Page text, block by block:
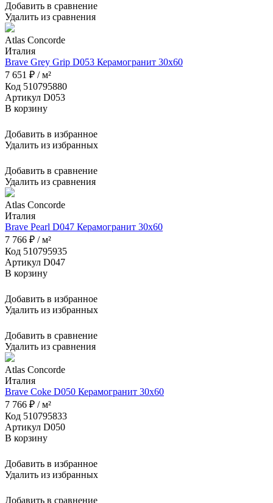
Добавить в сравнение
Удалить из сравнения
Atlas Concorde
Италия
Brave Grey Grip D053 Керамогранит 30x60
7 651 ₽ / м²
Код 510795880
Артикул D053
В корзину
Добавить в избранное
Удалить из избранных
Добавить в сравнение
Удалить из сравнения
Atlas Concorde
Италия
Brave Pearl D047 Керамогранит 30x60
7 766 ₽ / м²
Код 510795935
Артикул D047
В корзину
Добавить в избранное
Удалить из избранных
Добавить в сравнение
Удалить из сравнения
Atlas Concorde
Италия
Brave Coke D050 Керамогранит 30x60
7 766 ₽ / м²
Код 510795833
Артикул D050
В корзину
Добавить в избранное
Удалить из избранных
Добавить в сравнение